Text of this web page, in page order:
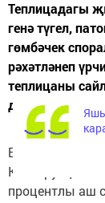
Теплицадагы
генә түгел,
гөмбәчек
рәхәтләнеп
теплицаны
Башта
процентлы аш